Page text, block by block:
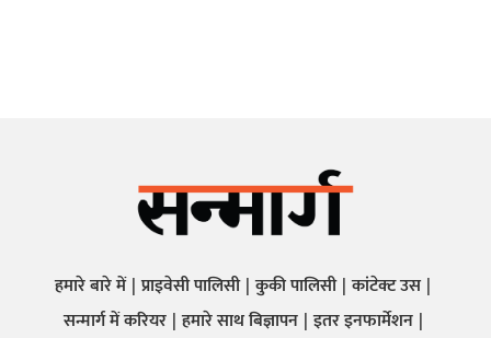
हमारे बारे में प्राइवेसी पालिसी कुकी पालिसी कांटेक्ट उस
सन्मार्ग में करियर हमारे साथ बिज्ञापन इतर इनफार्मेशन